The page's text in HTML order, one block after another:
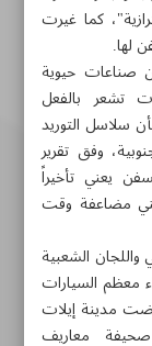
كما غيرت
لها.
صناعات حيوية
تشعر بالفعل
سلاسل التوريد
وفق تقرير
يعني تأخيراً
ما يعني مضاعفة وقت
الشعبية
معظم السيارات
مدينة إيلات
معاريف